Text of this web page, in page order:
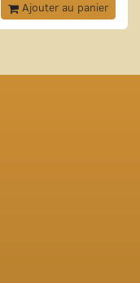
Ajouter au panier